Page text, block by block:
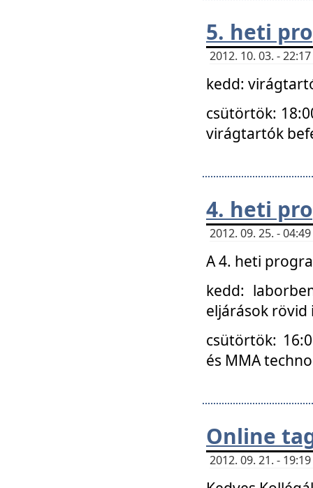
5. heti
2012. 10. 03. -
kedd:
csütörtök:
virágtartók
4. heti
2012. 09. 25. -
A 4. heti
kedd:
eljárások
csütörtök:
és MMA
Online
2012. 09. 21. -